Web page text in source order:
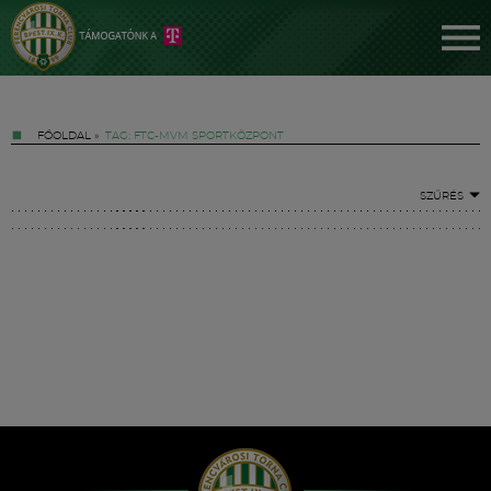
FŐOLDAL » TAG: FTC-MVM SPORTKÖZPONT
SZŰRÉS
Hírek